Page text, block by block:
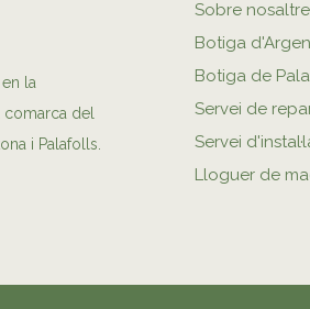
la
del
i Palafolls.
Sobre
Botiga
Botiga de
Servei de
Servei
Lloguer de